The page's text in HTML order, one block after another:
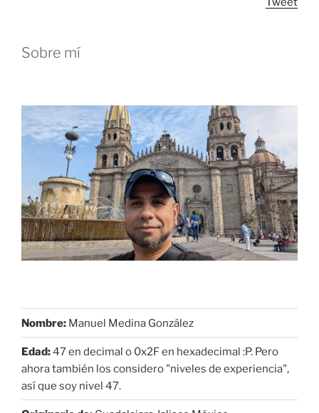
Sobre mí
Nombre: Manuel Medina González
Edad:47 en decimal o 0x2F en hexadecimal :P. Pero
ahora también los considero "niveles de experiencia",
así que soy nivel 47.